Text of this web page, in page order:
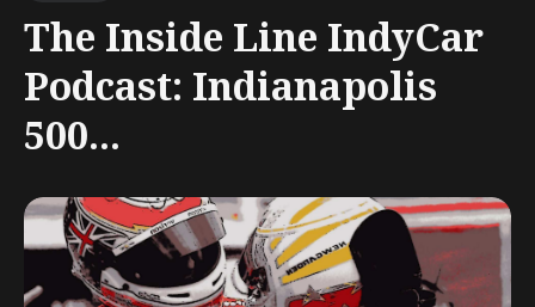
Blog
The Inside Line IndyCar
Podcast: Indianapolis
500...